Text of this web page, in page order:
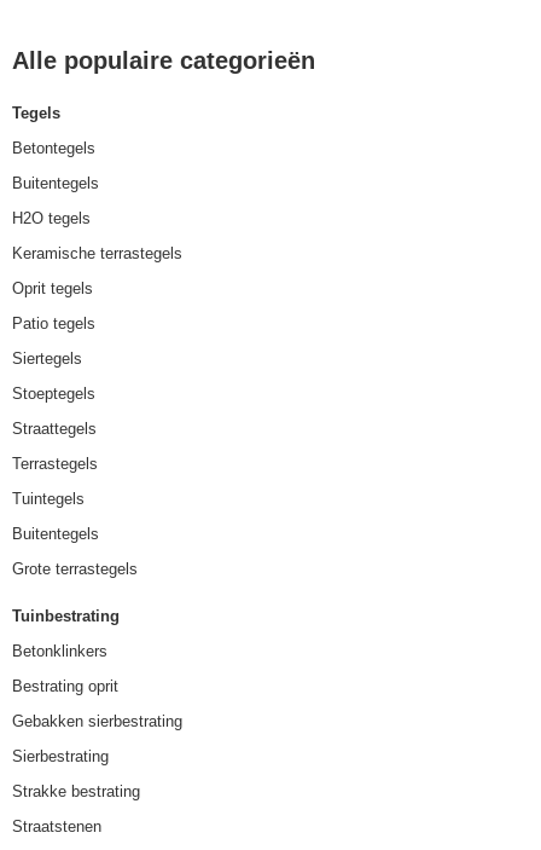
Alle populaire categorieën
Tegels
Betontegels
Buitentegels
H2O tegels
Keramische terrastegels
Oprit tegels
Patio tegels
Siertegels
Stoeptegels
Straattegels
Terrastegels
Tuintegels
Buitentegels
Grote terrastegels
Tuinbestrating
Betonklinkers
Bestrating oprit
Gebakken sierbestrating
Sierbestrating
Strakke bestrating
Straatstenen